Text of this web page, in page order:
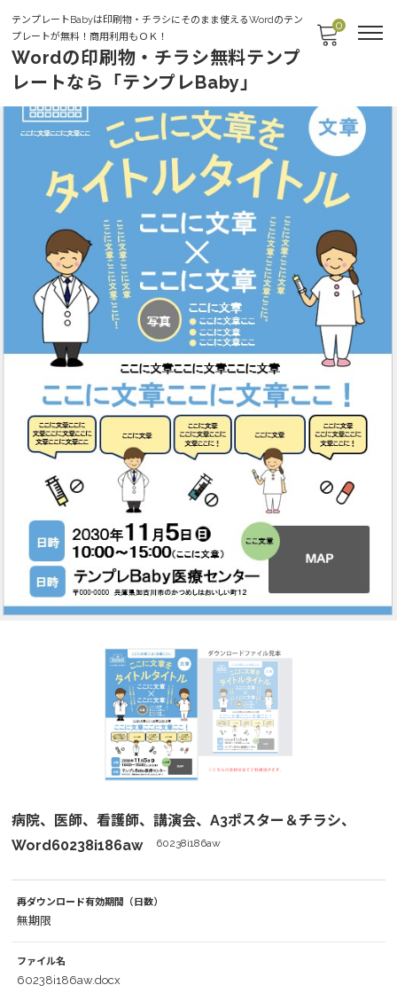
テンプレートBabyは印刷物・チラシにそのまま使えるWordのテン
プレートが無料！商用利用もＯＫ！
Wordの印刷物・チラシ無料テンプ
レートなら「テンプレBaby」
0
病院、医師、看護師、講演会、A3ポスター＆チラシ、
Word60238i186aw
60238i186aw
再ダウンロード有効期間（日数）
無期限
ファイル名
60238i186aw.docx